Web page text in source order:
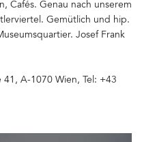
Cafés. Genau nach unserem
Gemütlich und hip.
Josef Frank
41, A-1070 Wien, Tel: +43